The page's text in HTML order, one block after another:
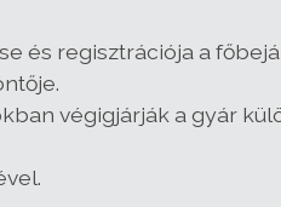
és regisztrációja a
végigjárják a gyár